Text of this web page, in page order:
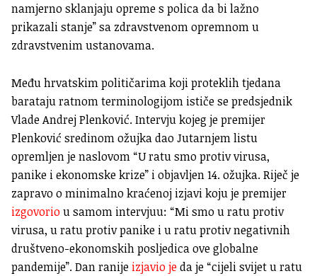
namjerno sklanjaju opreme s polica da bi lažno
prikazali stanje” sa zdravstvenom opremnom u
zdravstvenim ustanovama.
Među hrvatskim političarima koji proteklih tjedana
barataju ratnom terminologijom ističe se predsjednik
Vlade Andrej Plenković. Intervju kojeg je premijer
Plenković sredinom ožujka dao Jutarnjem listu
opremljen je naslovom “U ratu smo protiv virusa,
panike i ekonomske krize” i objavljen 14. ožujka. Riječ je
zapravo o minimalno kraćenoj izjavi koju je premijer
izgovoriou samom intervjuu: “Mi smo u ratu protiv
virusa, u ratu protiv panike i u ratu protiv negativnih
društveno-ekonomskih posljedica ove globalne
pandemije”. Dan ranije izjavio jeda je “cijeli svijet u ratu